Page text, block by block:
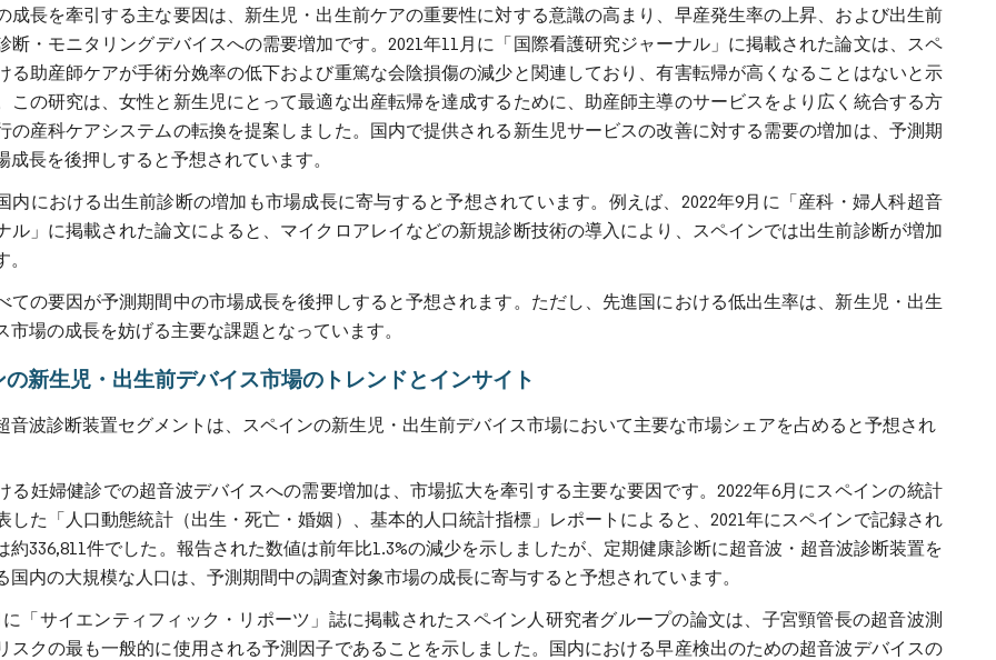
成長を牽引する主な要因は、新生児・出生前ケアの重要性に対する意識の高まり、早産発生率の上昇、および出生前
断・モニタリングデバイスへの需要増加です。2021年11月に「国際看護研究ジャーナル」に掲載された論文は、スペ
る助産師ケアが手術分娩率の低下および重篤な会陰損傷の減少と関連しており、有害転帰が高くなることはないと示
この研究は、女性と新生児にとって最適な出産転帰を達成するために、助産師主導のサービスをより広く統合する方
の産科ケアシステムの転換を提案しました。国内で提供される新生児サービスの改善に対する需要の増加は、予測期
成長を後押しすると予想されています。
内における出生前診断の増加も市場成長に寄与すると予想されています。例えば、2022年9月に「産科・婦人科超音
ル」に掲載された論文によると、マイクロアレイなどの新規診断技術の導入により、スペインでは出生前診断が増加
ての要因が予測期間中の市場成長を後押しすると予想されます。ただし、先進国における低出生率は、新生児・出生
市場の成長を妨げる主要な課題となっています。
の新生児・出生前デバイス市場のトレンドとインサイト
音波診断装置セグメントは、スペインの新生児・出生前デバイス市場において主要な市場シェアを占めると予想され
る妊婦健診での超音波デバイスへの需要増加は、市場拡大を牽引する主要な要因です。2022年6月にスペインの統計
した「人口動態統計（出生・死亡・婚姻）、基本的人口統計指標」レポートによると、2021年にスペインで記録され
約336,811件でした。報告された数値は前年比1.3%の減少を示しましたが、定期健康診断に超音波・超音波診断装置を
国内の大規模な人口は、予測期間中の調査対象市場の成長に寄与すると予想されています。
に「サイエンティフィック・リポーツ」誌に掲載されたスペイン人研究者グループの論文は、子宮頸管長の超音波測
スクの最も一般的に使用される予測因子であることを示しました。国内における早産検出のための超音波デバイスの